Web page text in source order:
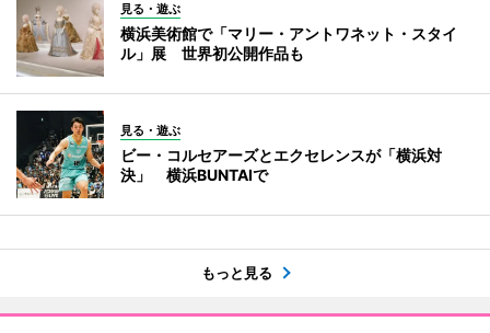
見る・遊ぶ
横浜美術館で「マリー・アントワネット・スタイ
ル」展 世界初公開作品も
見る・遊ぶ
ビー・コルセアーズとエクセレンスが「横浜対
決」 横浜BUNTAIで
もっと見る